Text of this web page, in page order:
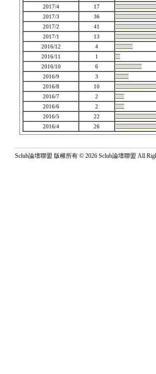
2017/4
17
2017/3
36
2017/2
41
2017/1
13
2016/12
4
2016/11
1
2016/10
6
2016/9
3
2016/8
10
2016/7
2
2016/6
2
2016/5
22
2016/4
26
Sclub論壇聯盟 版權所有 © 2026 Sclub論壇聯盟 All